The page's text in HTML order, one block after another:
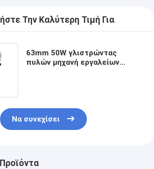
Την Καλύτερη Τιμή Για
63mm 50W γλιστρώντας
πυλών μηχανή εργαλείων
Να συνεχίσει